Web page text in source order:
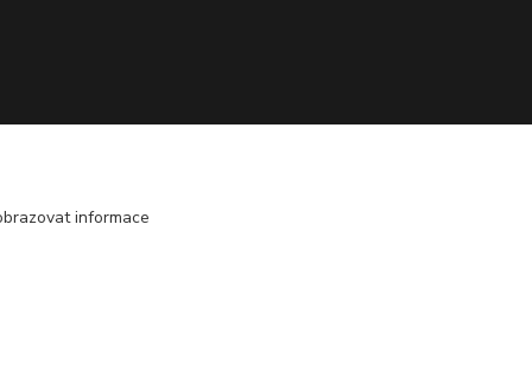
informace